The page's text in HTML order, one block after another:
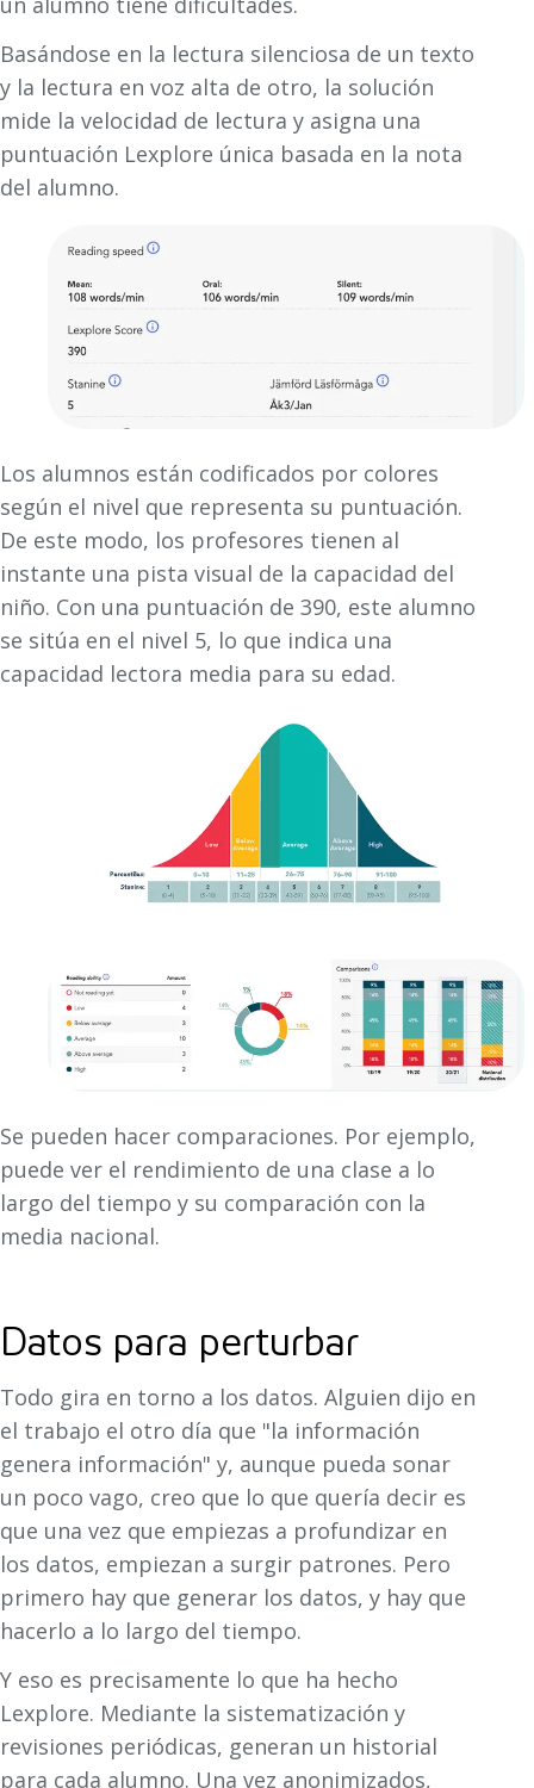
Basándose en la lectura silenciosa de un texto
y la lectura en voz alta de otro, la solución
mide la velocidad de lectura y asigna una
puntuación Lexplore única basada en la nota
del alumno.
Los alumnos están codificados por colores
según el nivel que representa su puntuación.
De este modo, los profesores tienen al
instante una pista visual de la capacidad del
niño. Con una puntuación de 390, este alumno
se sitúa en el nivel 5, lo que indica una
capacidad lectora media para su edad.
Se pueden hacer comparaciones. Por ejemplo,
puede ver el rendimiento de una clase a lo
largo del tiempo y su comparación con la
media nacional.
Datos para perturbar
Todo gira en torno a los datos. Alguien dijo en
el trabajo el otro día que "la información
genera información" y, aunque pueda sonar
un poco vago, creo que lo que quería decir es
que una vez que empiezas a profundizar en
los datos, empiezan a surgir patrones. Pero
primero hay que generar los datos, y hay que
hacerlo a lo largo del tiempo.
Y eso es precisamente lo que ha hecho
Lexplore. Mediante la sistematización y
revisiones periódicas, generan un historial
para cada alumno. Una vez anonimizados,